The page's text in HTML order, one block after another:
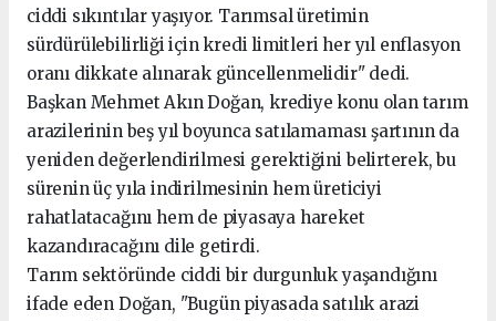
ciddi sıkıntılar yaşıyor. Tarımsal üretimin
sürdürülebilirliği için kredi limitleri her yıl enflasyon
oranı dikkate alınarak güncellenmelidir" dedi.
Başkan Mehmet Akın Doğan, krediye konu olan tarım
arazilerinin beş yıl boyunca satılamaması şartının da
yeniden değerlendirilmesi gerektiğini belirterek, bu
sürenin üç yıla indirilmesinin hem üreticiyi
rahatlatacağını hem de piyasaya hareket
kazandıracağını dile getirdi.
Tarım sektöründe ciddi bir durgunluk yaşandığını
ifade eden Doğan, "Bugün piyasada satılık arazi